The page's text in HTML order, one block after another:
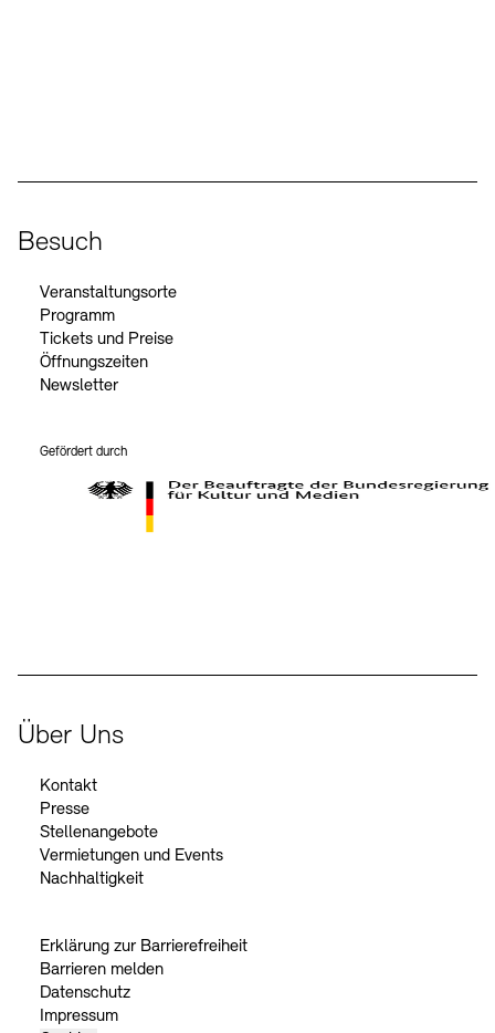
Besuch
Veranstaltungsorte
Programm
Tickets und Preise
Öffnungszeiten
Newsletter
Gefördert durch
Über Uns
Kontakt
Presse
Stellenangebote
Vermietungen und Events
Nachhaltigkeit
Erklärung zur Barrierefreiheit
Barrieren melden
Datenschutz
Impressum